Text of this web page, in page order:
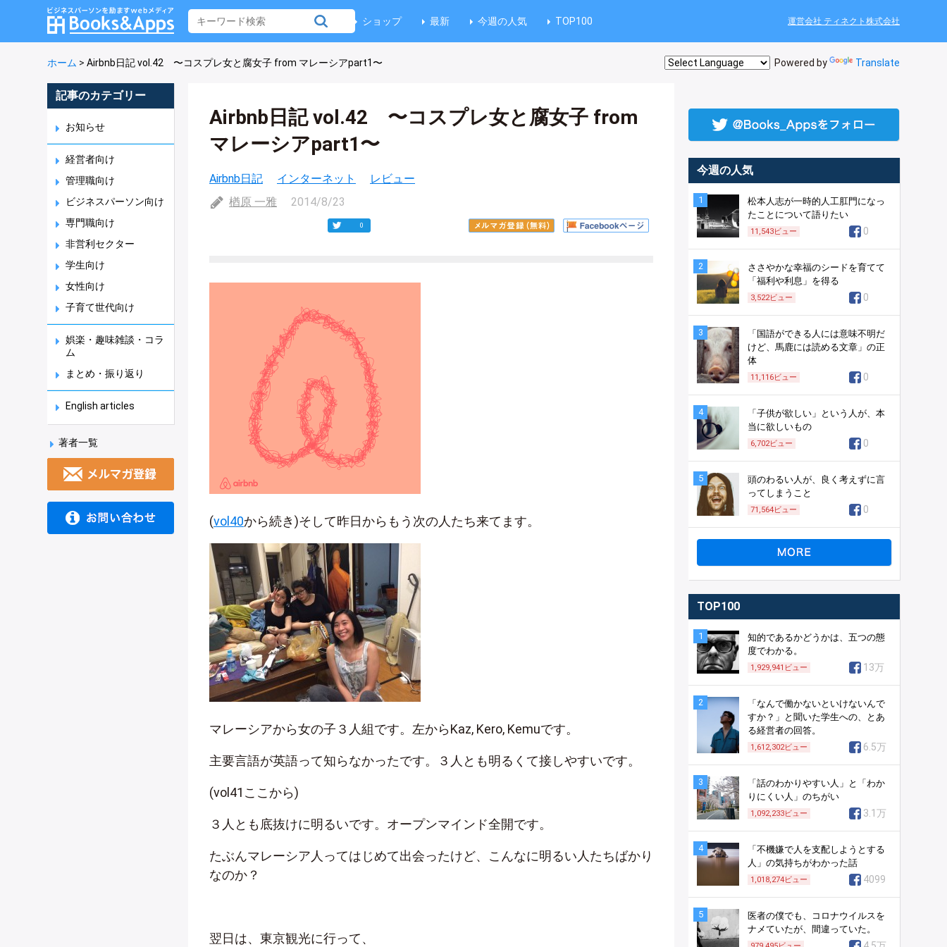
ショップ 最新 今週の人気 TOP100 運営会社 ティネクト株式会社
ホーム > Airbnb日記 vol.42 〜コスプレ女と腐女子 from マレーシアpart1〜 Powered by Translate
記事のカテゴリー
お知らせ
経営者向け
管理職向け
ビジネスパーソン向け
専門職向け
非営利セクター
学生向け
女性向け
子育て世代向け
娯楽・趣味雑談・コラ
ム
まとめ・振り返り
English articles
著者一覧
Airbnb日記 vol.42 〜コスプレ女と腐女子 from
マレーシアpart1〜
Airbnb日記 インターネット
レビュー
楢原 一雅
2014/8/23
0
(vol40から続き)そして昨日からもう次の人たち来てます。
マレーシアから女の子３人組です。左からKaz, Kero, Kemuです。
主要言語が英語って知らなかったです。３人とも明るくて接しやすいです。
(vol41ここから)
３人とも底抜けに明るいです。オープンマインド全開です。
たぶんマレーシア人ってはじめて出会ったけど、こんなに明るい人たちばかり
なのか？
翌日は、東京観光に行って、
今週の人気
1
松本人志が一時的人工肛門になっ
たことについて語りたい
11,543ビュー 0
2
ささやかな幸福のシードを育てて
「福利や利息」を得る
3,522ビュー 0
3
「国語ができる人には意味不明だ
けど、馬鹿には読める文章」の正
体
11,116ビュー 0
4
「子供が欲しい」という人が、本
当に欲しいもの
6,702ビュー 0
5
頭のわるい人が、良く考えずに言
ってしまうこと
71,564ビュー 0
TOP100
1
知的であるかどうかは、五つの態
度でわかる。
1,929,941 ビュー 13万
2
「なんで働かないといけないんで
すか？」と聞いた学生への、とあ
る経営者の回答。
1,612,302ビュー 6.5万
3
「話のわかりやすい人」と「わか
りにくい人」のちがい
1,092,233ビュー 3.1万
4
「不機嫌で人を支配しようとする
人」の気持ちがわかった話
1,018,274ビュー 4099
5
医者の僕でも、コロナウイルスを
ナメていたが、間違っていた。